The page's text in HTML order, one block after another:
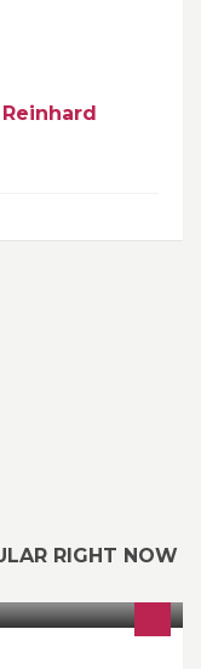
RIGHT NOW